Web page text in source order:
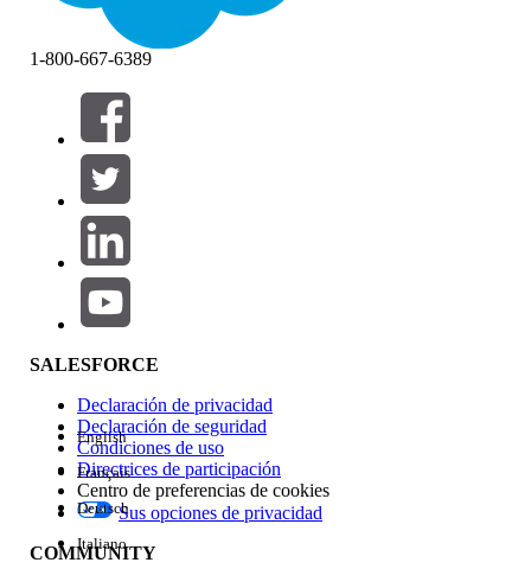
Filtros (0)
SELECCIONAR FILTROS
Área de productos
Repercusión de función
Edición
1-800-667-6389
SALESFORCE
Declaración de privacidad
Declaración de seguridad
Condiciones de uso
Directrices de participación
Centro de preferencias de cookies
Sus opciones de privacidad
COMMUNITY
English
Français
Deutsch
Italiano